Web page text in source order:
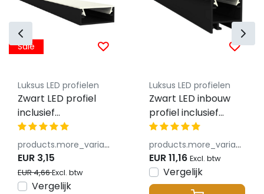
Sale
Luksus LED profielen
Zwart LED profiel
inclusief
klikafdekking 15 x
6mm - 301ZWART products.more_variants_available
EUR 3,15
EUR 4,66Excl. btw
Vergelijk
Luksus LED profielen
Zwart LED inbouw
profiel inclusief
klikafdekking 15mm
x 15.69mm -
303ZWART
products.more_variants_available
EUR 11,16 Excl. btw
Vergelijk